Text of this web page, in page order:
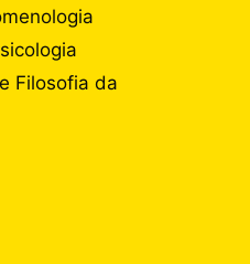
Filosofia da